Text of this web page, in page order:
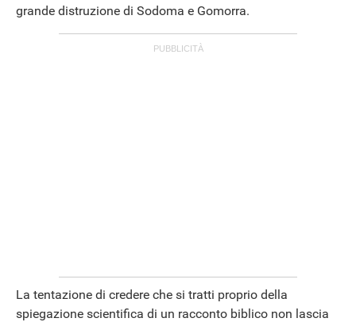
grande distruzione di Sodoma e Gomorra.
La tentazione di credere che si tratti proprio della
spiegazione scientifica di un racconto biblico non lascia